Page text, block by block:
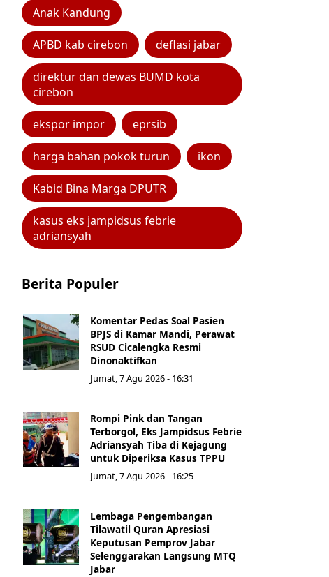
Anak Kandung
APBD kab cirebon deflasi jabar
direktur dan dewas BUMD kota
cirebon
ekspor impor eprsib
harga bahan pokok turun ikon
Kabid Bina Marga DPUTR
kasus eks jampidsus febrie
adriansyah
Berita Populer
Komentar Pedas Soal Pasien
BPJS di Kamar Mandi, Perawat
RSUD Cicalengka Resmi
Dinonaktifkan
Jumat, 7 Agu 2026 - 16:31
Rompi Pink dan Tangan
Terborgol, Eks Jampidsus Febrie
Adriansyah Tiba di Kejagung
untuk Diperiksa Kasus TPPU
Jumat, 7 Agu 2026 - 16:25
Lembaga Pengembangan
Tilawatil Quran Apresiasi
Keputusan Pemprov Jabar
Selenggarakan Langsung MTQ
Jabar